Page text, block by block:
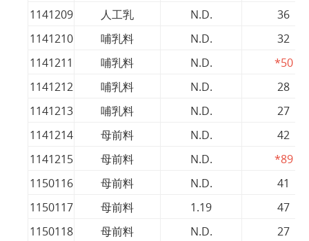
1141209
人工乳 N.D.
36
1141210
哺乳料 N.D.
32
1141211
哺乳料 N.D.
*50
1141212
哺乳料 N.D.
28
1141213
哺乳料 N.D.
27
1141214
母前料 N.D.
42
1141215
母前料 N.D.
*89
1150116
母前料 N.D.
41
1150117
母前料 1.19
47
1150118
母前料 N.D.
27